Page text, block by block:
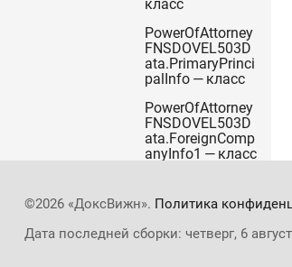
класс
PowerOfAttorney
FNSDOVEL503D
ata.PrimaryPrinci
palInfo — класс
PowerOfAttorney
FNSDOVEL503D
ata.ForeignComp
anyInfo1 — класс
FNSDOVEL503D
ata.ParentPrincip
alInfo — класс
©2026 «ДоксВижн». Политика
Дата последней сборки: четверг, 6